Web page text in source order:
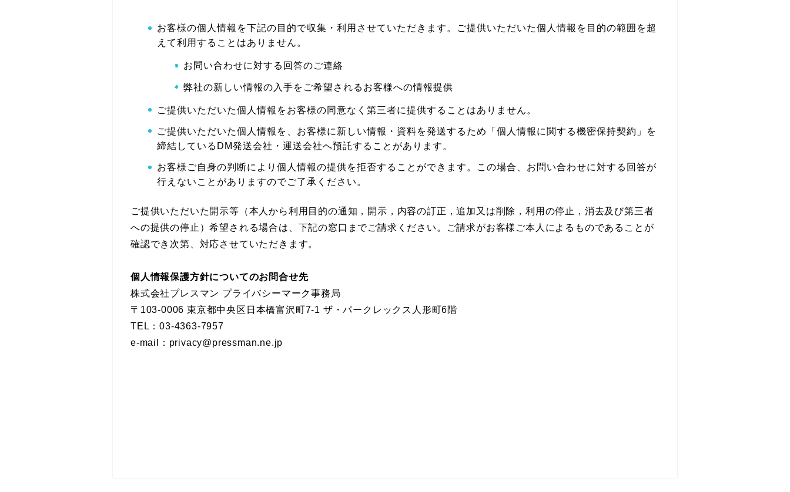
お客様の個人情報を下記の目的で収集・利用させていただきます。ご提供いただいた個人情報を目的の範囲を超
えて利用することはありません。
お問い合わせに対する回答のご連絡
弊社の新しい情報の入手をご希望されるお客様への情報提供
ご提供いただいた個人情報をお客様の同意なく第三者に提供することはありません。
ご提供いただいた個人情報を、お客様に新しい情報・資料を発送するため「個人情報に関する機密保持契約」を
締結しているDM発送会社・運送会社へ預託することがあります。
お客様ご自身の判断により個人情報の提供を拒否することができます。この場合、お問い合わせに対する回答が
行えないことがありますのでご了承ください。
ご提供いただいた開示等（本人から利用目的の通知，開示，内容の訂正，追加又は削除，利用の停止，消去及び第三者
への提供の停止）希望される場合は、下記の窓口までご請求ください。ご請求がお客様ご本人によるものであることが
確認でき次第、対応させていただきます。
個人情報保護方針についてのお問合せ先
株式会社プレスマン プライバシーマーク事務局
〒103-0006 東京都中央区日本橋富沢町7-1 ザ・パークレックス人形町6階
TEL：03-4363-7957
e-mail：privacy@pressman.ne.jp